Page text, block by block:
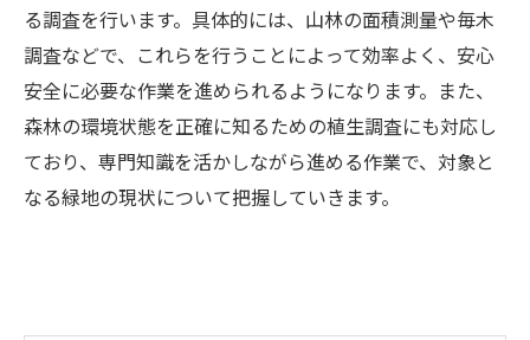
る調査を行います。具体的には、山林の面積測量や毎木
調査などで、これらを行うことによって効率よく、安心
安全に必要な作業を進められるようになります。また、
森林の環境状態を正確に知るための植生調査にも対応し
ており、専門知識を活かしながら進める作業で、対象と
なる緑地の現状について把握していきます。